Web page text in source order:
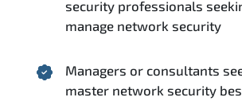
security professionals
manage network security
Managers or consultants
master network security